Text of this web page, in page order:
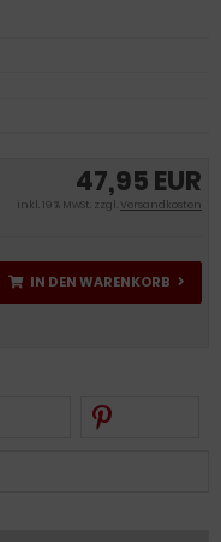
47,95 EUR
inkl. 19 % MwSt. zzgl.Versandkosten
IN DEN WARENKORB